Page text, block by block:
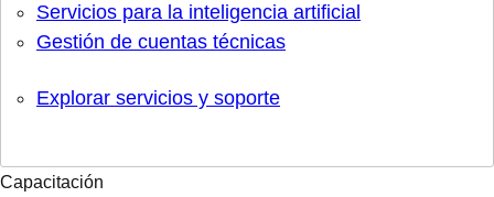
Servicios para la inteligencia artificial
Gestión de cuentas técnicas
Explorar servicios y soporte
Capacitación